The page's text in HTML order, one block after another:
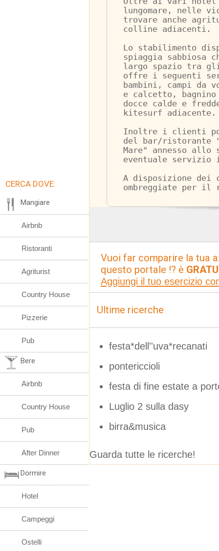
lungomare, nelle
trovare anche
colline adiacenti.
Lo stabilimento
spiaggia sabbiosa
largo spazio tra
offre i seguenti
bambini, campi da
e calcetto,
docce calde e
kitesurf adiacente.
Inoltre i clienti
del bar/ristorante
Mare" annesso
eventuale servizio
A disposizione dei
ombreggiate per il
Vuoi far comparire la tua
questo portale !? è
Aggiungi il tuo esercizio
Ultime ricerche
festa*dell''uva*recanati
pontericcioli
festa di fine estate a
Luglio 2 sulla dasy
birra&musica
Guarda tutte le ricerche!
CERCA DOVE:
Mangiare
Airbnb
Ristoranti
Agriturist
Country House
Pizzerie
Pub
Bere
Airbnb
Country House
Pub
After Dinner
Dormire
Hotel
Campeggi
Ostelli